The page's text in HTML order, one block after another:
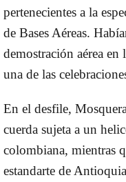
pertenecientes a la
de Bases Aéreas.
demostración aérea
una de las
En el desfile,
cuerda sujeta a un
colombiana, mientras
estandarte de